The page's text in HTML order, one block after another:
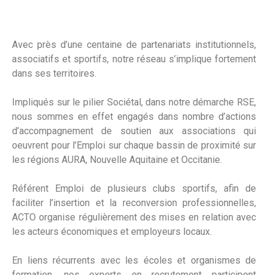
Avec près d’une centaine de partenariats institutionnels,
associatifs et sportifs, notre réseau s’implique fortement
dans ses territoires.
Impliqués sur le pilier Sociétal, dans notre démarche RSE,
nous sommes en effet engagés dans nombre d’actions
d’accompagnement de soutien aux associations qui
oeuvrent pour l’Emploi sur chaque bassin de proximité sur
les régions AURA, Nouvelle Aquitaine et Occitanie.
Référent Emploi de plusieurs clubs sportifs, afin de
faciliter l’insertion et la reconversion professionnelles,
ACTO organise régulièrement des mises en relation avec
les acteurs économiques et employeurs locaux.
En liens récurrents avec les écoles et organismes de